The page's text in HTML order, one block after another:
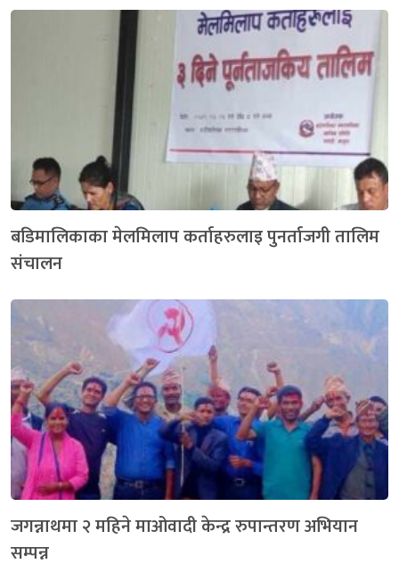
बडिमालिकाका मेलमिलाप कर्ताहरुलाइ पुनर्ताजगी तालिम
संचालन
जगन्नाथमा २ महिने माओवादी केन्द्र रुपान्तरण अभियान
सम्पन्न